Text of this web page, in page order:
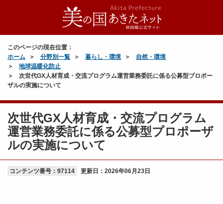
このページの現在位置：
ホーム
分野別一覧 暮らし・環境
自然・環境
地球温暖化防止
次世代GX人材育成・交流プログラム運営業務委託に係る公募型プロポー
ザルの実施について
次世代GX人材育成・交流プログラム
運営業務委託に係る公募型プロポーザ
ルの実施について
コンテンツ番号：97114 更新日： 2026年06月23日